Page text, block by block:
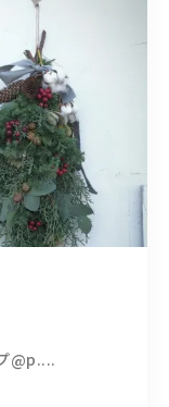
@p....